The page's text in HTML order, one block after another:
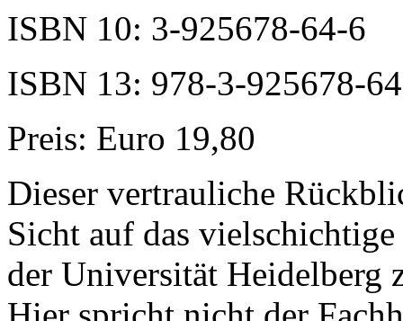
ISBN 10: 3-925678-64-6
ISBN 13: 978-3-925678-
Preis: Euro 19,80
Dieser vertrauliche
Sicht auf das
der Universität Heidelberg